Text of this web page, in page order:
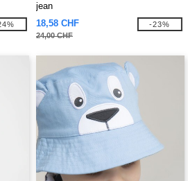
jean
18,58 CHF
24,00 CHF
-23%